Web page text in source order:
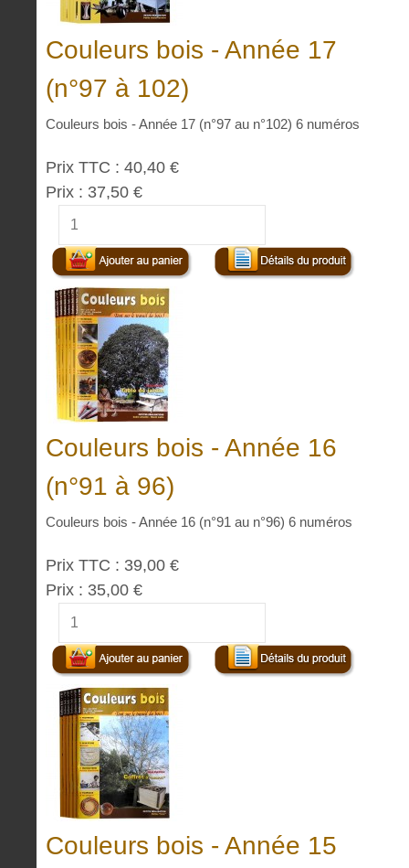
Couleurs bois - Année 17
(n°97 à 102)
Couleurs bois - Année 17 (n°97 au n°102) 6 numéros
Prix TTC : 40,40 €
Prix : 37,50 €
Couleurs bois - Année 16
(n°91 à 96)
Couleurs bois - Année 16 (n°91 au n°96) 6 numéros
Prix TTC : 39,00 €
Prix : 35,00 €
Couleurs bois - Année 15